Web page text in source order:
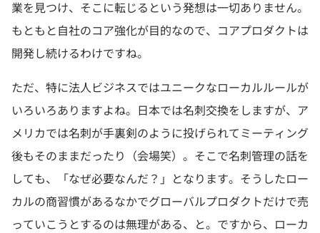
業を見つけ、そこに転じるという発想は一切ありません。
もともと自社のコア強化が目的なので、コアプロダクトは
開発し続けるわけですね。
ただ、特に法人ビジネスではユニークなローカルルールが
いろいろありますよね。日本では名刺交換をしますが、ア
メリカでは名刺が手裏剣のように投げられてミーティング
後もそのままだったり（会場笑）。そこで名刺管理の話を
しても、「なぜ必要なんだ？」となります。そうしたロー
カルの商習慣があるなかでグローバルプロダクトだけで売
っていこうとするのは無理がある、と。ですから、ローカ